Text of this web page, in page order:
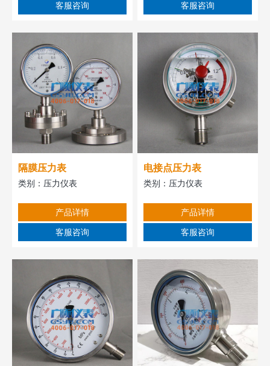
客服咨询 客服咨询
隔膜压力表
类别： 压力仪表
产品详情
客服咨询
电接点压力表
类别： 压力仪表
产品详情
客服咨询